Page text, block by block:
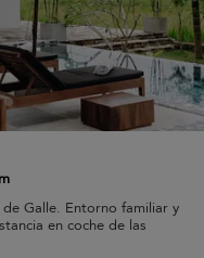
Galle. Entorno familiar y
en coche de las